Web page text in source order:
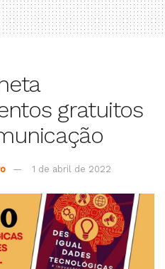
gratuitos
1 de abril de 2022